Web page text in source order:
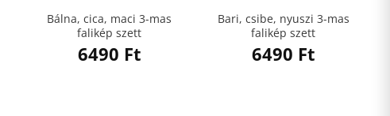
Bálna, cica, maci 3-mas
falikép szett
6490 Ft
Bari, csibe, nyuszi 3-mas
falikép szett
6490 Ft